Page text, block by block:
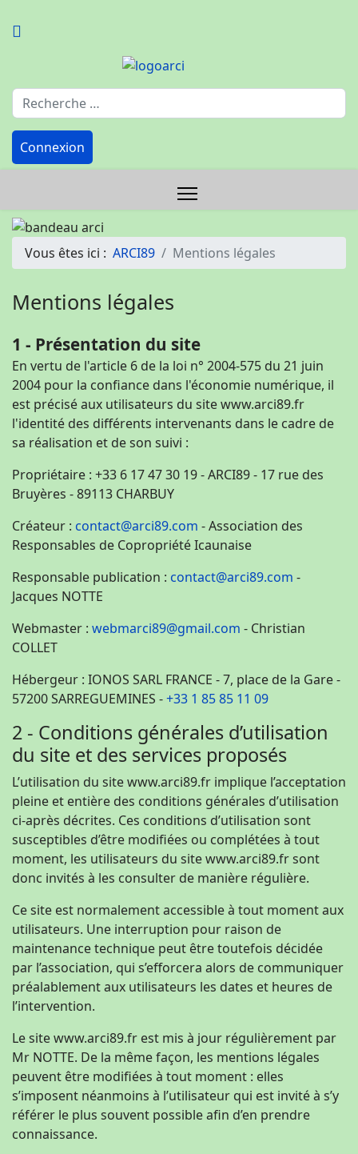
Rechercher
Connexion
Vous êtes ici : ARCI89 Mentions légales
Mentions légales
1 - Présentation du site
En vertu de l'article 6 de la loi n° 2004-575 du 21 juin
2004 pour la confiance dans l'économie numérique, il
est précisé aux utilisateurs du site www.arci89.fr
l'identité des différents intervenants dans le cadre de
sa réalisation et de son suivi :
Propriétaire : +33 6 17 47 30 19 - ARCI89 - 17 rue des
Bruyères - 89113 CHARBUY
Créateur : contact@arci89.com - Association des
Responsables de Copropriété Icaunaise
Responsable publication : contact@arci89.com -
Jacques NOTTE
Webmaster : webmarci89@gmail.com - Christian
COLLET
Hébergeur : IONOS SARL FRANCE - 7, place de la Gare -
57200 SARREGUEMINES -+33 1 85 85 11 09
2 - Conditions générales d’utilisation
du site et des services proposés
L’utilisation du site www.arci89.fr implique l’acceptation
pleine et entière des conditions générales d’utilisation
ci-après décrites. Ces conditions d’utilisation sont
susceptibles d’être modifiées ou complétées à tout
moment, les utilisateurs du site www.arci89.fr sont
donc invités à les consulter de manière régulière.
Ce site est normalement accessible à tout moment aux
utilisateurs. Une interruption pour raison de
maintenance technique peut être toutefois décidée
par l’association, qui s’efforcera alors de communiquer
préalablement aux utilisateurs les dates et heures de
l’intervention.
Le site www.arci89.fr est mis à jour régulièrement par
Mr NOTTE. De la même façon, les mentions légales
peuvent être modifiées à tout moment : elles
s’imposent néanmoins à l’utilisateur qui est invité à s’y
référer le plus souvent possible afin d’en prendre
connaissance.